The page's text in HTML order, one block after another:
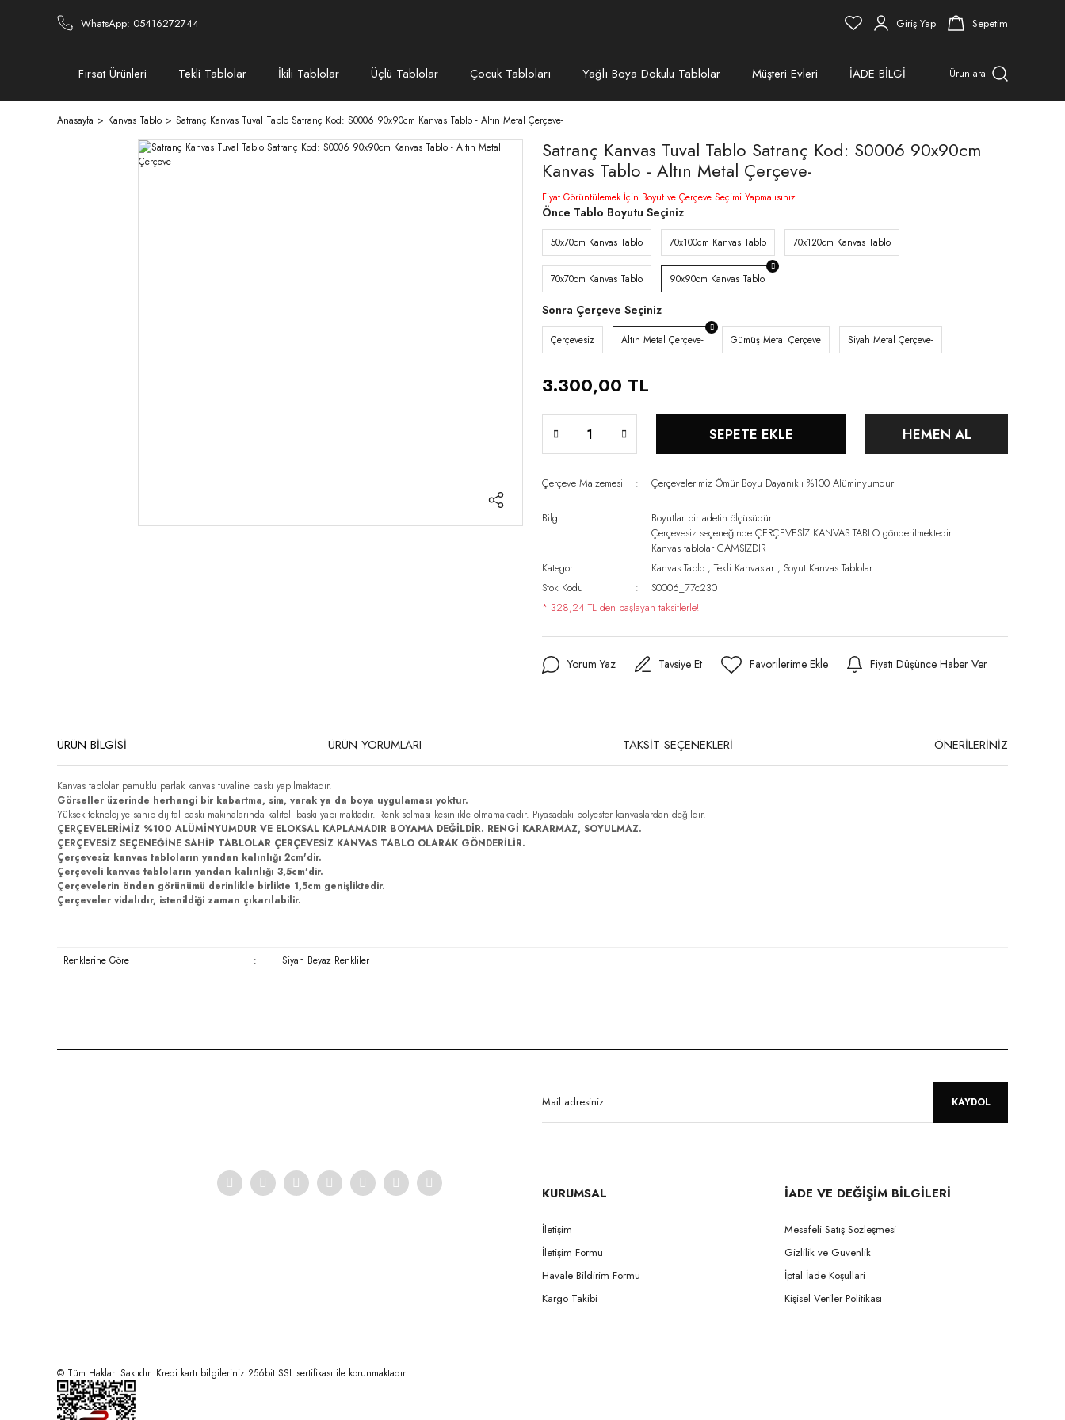
WhatsApp: 05416272744 Giriş Yap Sepetim
Fırsat Ürünleri Tekli Tablolar İkili Tablolar Üçlü Tablolar Çocuk Tabloları Yağlı Boya Dokulu Tablolar Müşteri Evleri İADE BİLGİ Ürün ara
Anasayfa Kanvas Tablo Satranç Kanvas Tuval Tablo Satranç Kod: S0006 90x90cm Kanvas Tablo - Altın Metal Çerçeve-
Satranç Kanvas Tuval Tablo Satranç Kod: S0006 90x90cm
Kanvas Tablo - Altın Metal Çerçeve-
Fiyat Görüntülemek İçin Boyut ve Çerçeve Seçimi Yapmalısınız
Önce Tablo Boyutu Seçiniz
50x70cm Kanvas Tablo 70x100cm Kanvas Tablo 70x120cm Kanvas Tablo
70x70cm Kanvas Tablo 90x90cm Kanvas Tablo
Sonra Çerçeve Seçiniz
Çerçevesiz Altın Metal Çerçeve- Gümüş Metal Çerçeve Siyah Metal Çerçeve-
3.300,00 TL
SEPETE EKLE HEMEN AL
Çerçeve Malzemesi Çerçevelerimiz Ömür Boyu Dayanıklı %100 Alüminyumdur
Bilgi
Boyutlar bir adetin ölçüsüdür.
Çerçevesiz seçeneğinde ÇERÇEVESİZ KANVAS TABLO gönderilmektedir.
Kanvas tablolar CAMSIZDIR
Kategori
Kanvas Tablo ,Tekli Kanvaslar , Soyut Kanvas Tablolar
Stok Kodu
S0006_77c230
* 328,24 TL den başlayan taksitlerle!
Yorum Yaz Tavsiye Et Fiyatı Düşünce Haber Ver
ÜRÜN BİLGİSİ ÜRÜN YORUMLARI TAKSİT SEÇENEKLERİ ÖNERİLERİNİZ
Kanvas tablolar pamuklu parlak kanvas tuvaline baskı yapılmaktadır.
Görseller üzerinde herhangi bir kabartma, sim, varak ya da boya uygulaması yoktur.
Yüksek teknolojiye sahip dijital baskı makinalarında kaliteli baskı yapılmaktadır. Renk solması kesinlikle olmamaktadır. Piyasadaki polyester kanvaslardan değildir.
ÇERÇEVELERİMİZ %100 ALÜMİNYUMDUR VE ELOKSAL KAPLAMADIR BOYAMA DEĞİLDİR. RENGİ KARARMAZ, SOYULMAZ.
ÇERÇEVESİZ SEÇENEĞİNE SAHİP TABLOLAR ÇERÇEVESİZ KANVAS TABLO OLARAK GÖNDERİLİR.
Çerçevesiz kanvas tabloların yandan kalınlığı 2cm'dir.
Çerçeveli kanvas tabloların yandan kalınlığı 3,5cm'dir.
Çerçevelerin önden görünümü derinlikle birlikte 1,5cm genişliktedir.
Çerçeveler vidalıdır, istenildiği zaman çıkarılabilir.
Renklerine Göre : Siyah Beyaz Renkliler
KAYDOL
KURUMSAL
İletişim
İletişim Formu
Havale Bildirim Formu
Kargo Takibi
İADE VE DEĞİŞİM BİLGİLERİ
Mesafeli Satış Sözleşmesi
Gizlilik ve Güvenlik
İptal İade Koşullari
Kişisel Veriler Politikası
© Tüm Hakları Saklıdır. Kredi kartı bilgileriniz 256bit SSL sertifikası ile korunmaktadır.